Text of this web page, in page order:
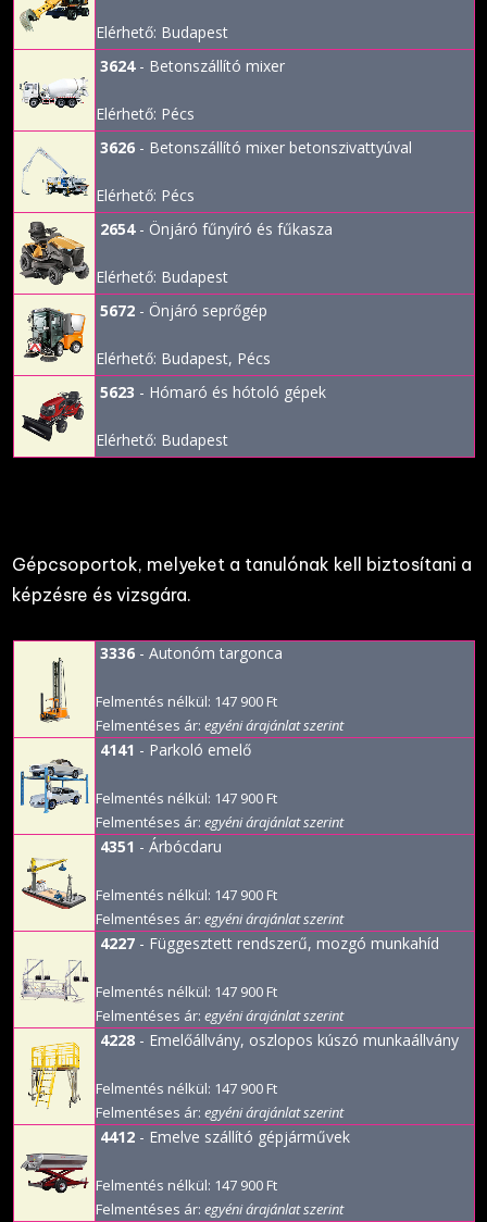
Elérhető: Budapest
3624- Betonszállító mixer
Elérhető: Pécs
3626- Betonszállító mixer betonszivattyúval
Elérhető: Pécs
2654- Önjáró fűnyíró és fűkasza
Elérhető: Budapest
5672- Önjáró seprőgép
Elérhető: Budapest, Pécs
5623 - Hómaró és hótoló gépek
Elérhető: Budapest
Gépcsoportok, melyeket a tanulónak kell biztosítani a
képzésre és vizsgára.
3336- Autonóm targonca
Felmentés nélkül: 147 900 Ft
Felmentéses ár: egyéni árajánlat szerint
4141 - Parkoló emelő
Felmentés nélkül: 147 900 Ft
Felmentéses ár: egyéni árajánlat szerint
4351 - Árbócdaru
Felmentés nélkül: 147 900 Ft
Felmentéses ár: egyéni árajánlat szerint
4227- Függesztett rendszerű, mozgó munkahíd
Felmentés nélkül: 147 900 Ft
Felmentéses ár: egyéni árajánlat szerint
4228- Emelőállvány, oszlopos kúszó munkaállvány
Felmentés nélkül: 147 900 Ft
Felmentéses ár: egyéni árajánlat szerint
4412- Emelve szállító gépjárművek
Felmentés nélkül: 147 900 Ft
Felmentéses ár: egyéni árajánlat szerint